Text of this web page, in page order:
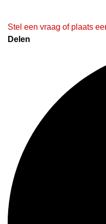
Stel een vraag of plaats
Delen